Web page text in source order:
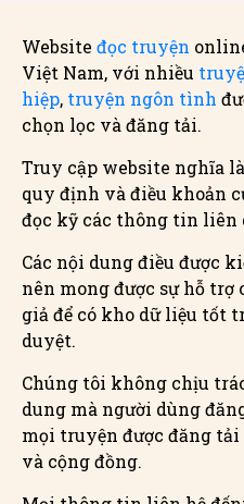
Website đọc truyện
Việt Nam, với nhiều
hiệp, truyện ngôn tình
chọn lọc và đăng tải.
Truy cập website nghĩa
quy định và điều khoản
đọc kỹ các thông tin liên
Các nội dung điều được
nên mong được sự hỗ trợ
giả để có kho dữ liệu tốt
duyệt.
Chúng tôi không chịu
dung mà người dùng
mọi truyện được đăng
và cộng đồng.